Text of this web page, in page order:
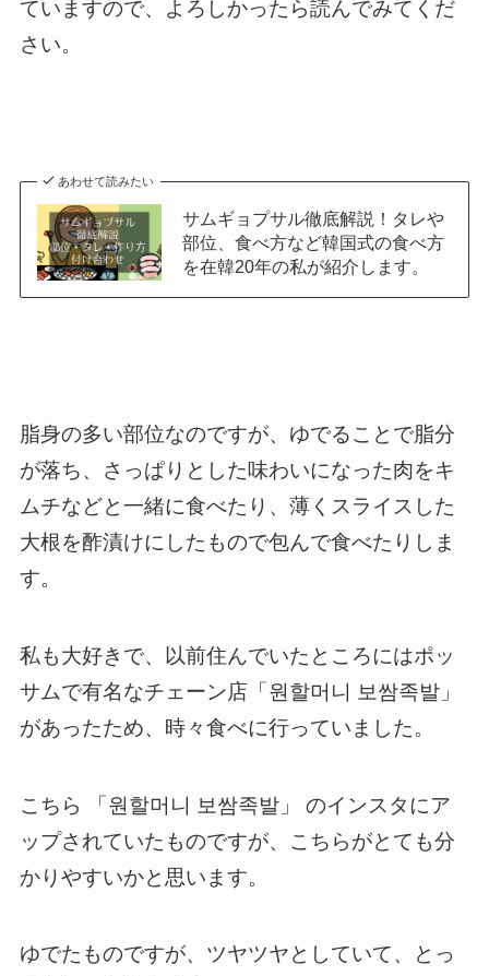
ていますので、よろしかったら読んでみてくだ
さい。
あわせて読みたい
サムギョプサル徹底解説！タレや
部位、食べ方など韓国式の食べ方
を在韓20年の私が紹介します。
脂身の多い部位なのですが、ゆでることで脂分
が落ち、さっぱりとした味わいになった肉をキ
ムチなどと一緒に食べたり、薄くスライスした
大根を酢漬けにしたもので包んで食べたりしま
す。
私も大好きで、以前住んでいたところにはポッ
サムで有名なチェーン店「원할머니 보쌈족발」
があったため、時々食べに行っていました。
こちら 「원할머니 보쌈족발」 のインスタにア
ップされていたものですが、こちらがとても分
かりやすいかと思います。
ゆでたものですが、ツヤツヤとしていて、とっ